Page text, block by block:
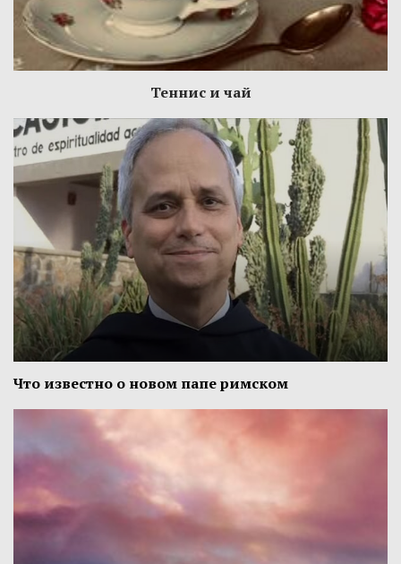
Теннис и чай
Что известно о новом папе римском